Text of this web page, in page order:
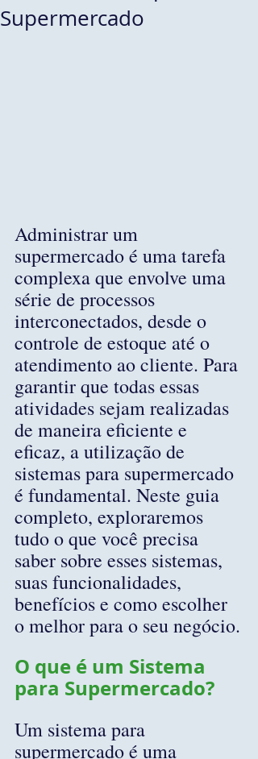
Supermercado
Administrar um
supermercado é uma tarefa
complexa que envolve uma
série de processos
interconectados, desde o
controle de estoque até o
atendimento ao cliente. Para
garantir que todas essas
atividades sejam realizadas
de maneira eficiente e
eficaz, a utilização de
sistemas para supermercado
é fundamental. Neste guia
completo, exploraremos
tudo o que você precisa
saber sobre esses sistemas,
suas funcionalidades,
benefícios e como escolher
o melhor para o seu negócio.
O que é um Sistema
para Supermercado?
Um sistema para
supermercado é uma